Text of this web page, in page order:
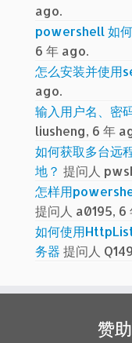
ago.
powershell 如何
6 年 ago.
怎么安装并使用
ago.
输入用户名、密
liusheng, 6 年
如何获取多台远
地？ 提问人
怎样用
提问人 a0195, 6
如何使用
务器 提问人
赞